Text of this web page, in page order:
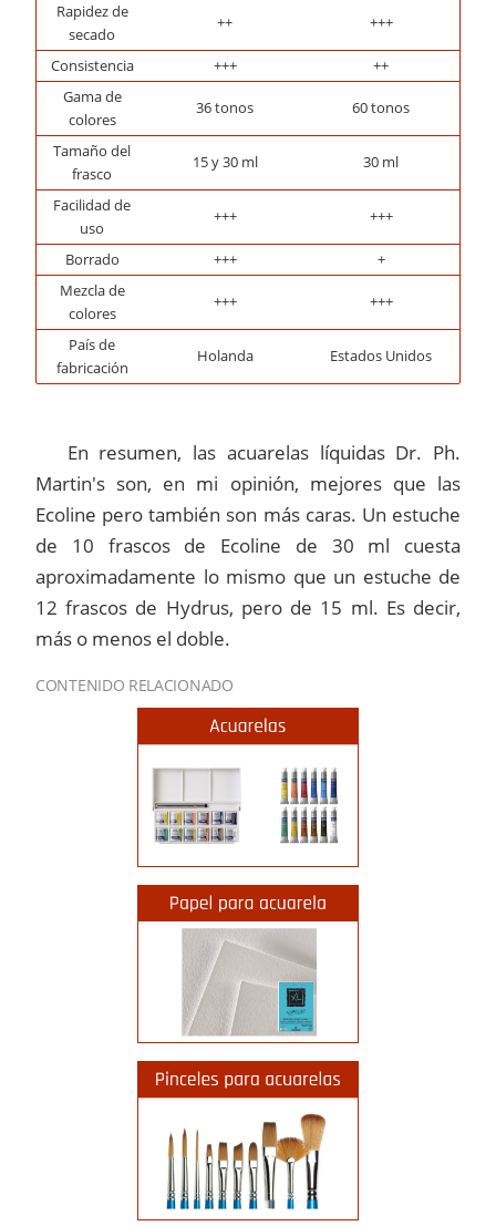
Rapidez de
secado
++ +++
Consistencia +++
++
Gama de
colores
36 tonos 60 tonos
Tamaño del
frasco
15 y 30 ml 30 ml
Facilidad de
uso
+++ +++
Borrado +++
+
Mezcla de
colores
+++ +++
País de
fabricación
Holanda Estados Unidos
En resumen, las acuarelas líquidas Dr. Ph.
Martin's son, en mi opinión, mejores que las
Ecoline pero también son más caras. Un estuche
de 10 frascos de Ecoline de 30 ml cuesta
aproximadamente lo mismo que un estuche de
12 frascos de Hydrus, pero de 15 ml. Es decir,
más o menos el doble.